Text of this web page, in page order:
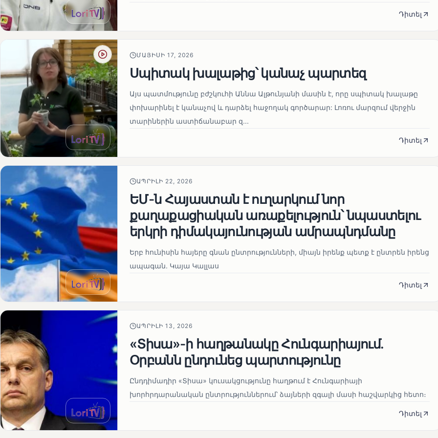
Դիտել
ՄԱՅԻՍԻ 17, 2026
Սպիտակ խալաթից՝ կանաչ պարտեզ
Այս պատմությունը բժշկուհի Աննա Ալթունյանի մասին է, որը սպիտակ խալաթը
փոխարինել է կանաչով և դարձել հաջողակ գործարար: Լոռու մարզում վերջին
տարիներին աստիճանաբար զ...
Դիտել
ԱՊՐԻԼԻ 22, 2026
ԵՄ-ն Հայաստան է ուղարկում նոր
քաղաքացիական առաքելություն՝ նպաստելու
երկրի դիմակայունության ամրապնդմանը
Երբ հունիսին հայերը գնան ընտրությունների, միայն իրենք պետք է ընտրեն իրենց
ապագան. Կայա Կալլաս
Դիտել
ԱՊՐԻԼԻ 13, 2026
«Տիսա»-ի հաղթանակը Հունգարիայում․
Օրբանն ընդունեց պարտությունը
Ընդդիմադիր «Տիսա» կուսակցությունը հաղթում է Հունգարիայի
խորհրդարանական ընտրություններում՝ ձայների զգալի մասի հաշվարկից հետո։
Դիտել